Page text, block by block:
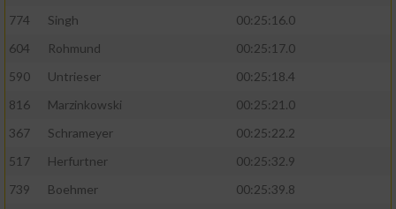
774
Singh
00:25:16.0
604
Rohmund
00:25:17.0
590
Untrieser
00:25:18.4
816
Marzinkowski
00:25:21.0
367
Schrameyer
00:25:22.2
517
Herfurtner
00:25:32.9
739
Boehmer
00:25:39.8